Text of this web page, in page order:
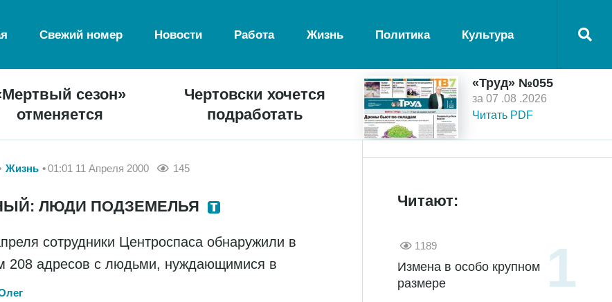
Свежий номер Новости Работа Жизнь Политика Культура
сезон»
отменяется
Чертовски хочется
подработать
«Труд» №055
за 07 .08 .2026
Читать PDF
Жизнь 01:01 11 Апреля 2000 145
ЛЮДИ ПОДЗЕМЕЛЬЯ
сотрудники Центроспаса обнаружили в
208 адресов с людьми, нуждающимися в
Читают:
1189
Измена в особо крупном
размере